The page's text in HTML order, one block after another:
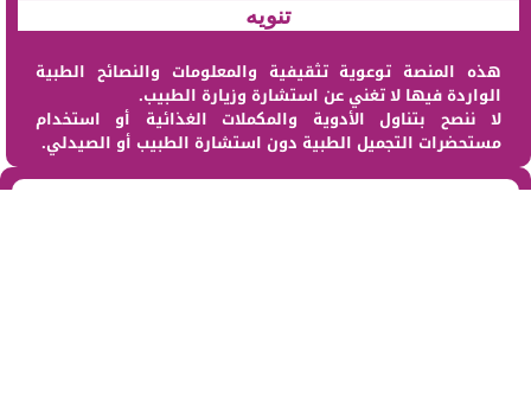
تنويه
هذه المنصة توعوية تثقيفية والمعلومات والنصائح الطبية
الواردة فيها لا تغني عن استشارة وزيارة الطبيب.
لا ننصح بتناول الأدوية والمكملات الغذائية أو استخدام
مستحضرات التجميل الطبية دون استشارة الطبيب أو الصيدلي.